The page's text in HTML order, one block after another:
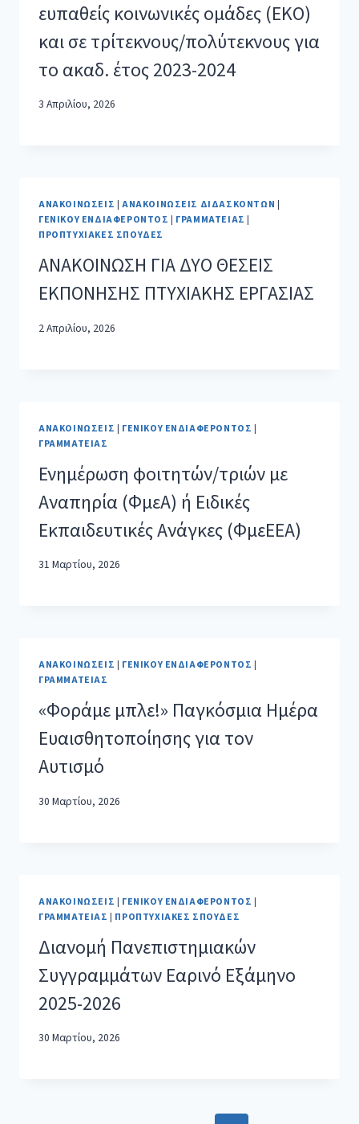
ευπαθείς κοινωνικές ομάδες (ΕΚΟ)
και σε τρίτεκνους/πολύτεκνους για
το ακαδ. έτος 2023-2024
3 Απριλίου, 2026
ΑΝΑΚΟΙΝΏΣΕΙΣ | ΑΝΑΚΟΙΝΏΣΕΙΣ ΔΙΔΑΣΚΌΝΤΩΝ |
ΓΕΝΙΚΟΎ ΕΝΔΙΑΦΈΡΟΝΤΟΣ | ΓΡΑΜΜΑΤΕΊΑΣ |
ΠΡΟΠΤΥΧΙΑΚΈΣ ΣΠΟΥΔΈΣ
ΑΝΑΚΟΙΝΩΣΗ ΓΙΑ ΔΥΟ ΘΕΣΕΙΣ
ΕΚΠΟΝΗΣΗΣ ΠΤΥΧΙΑΚΗΣ ΕΡΓΑΣΙΑΣ
2 Απριλίου, 2026
ΑΝΑΚΟΙΝΏΣΕΙΣ | ΓΕΝΙΚΟΎ ΕΝΔΙΑΦΈΡΟΝΤΟΣ |
ΓΡΑΜΜΑΤΕΊΑΣ
Ενημέρωση φοιτητών/τριών με
Αναπηρία (ΦμεΑ) ή Ειδικές
Εκπαιδευτικές Ανάγκες (ΦμεΕΕΑ)
31 Μαρτίου, 2026
ΑΝΑΚΟΙΝΏΣΕΙΣ | ΓΕΝΙΚΟΎ ΕΝΔΙΑΦΈΡΟΝΤΟΣ |
ΓΡΑΜΜΑΤΕΊΑΣ
«Φοράμε μπλε!» Παγκόσμια Ημέρα
Ευαισθητοποίησης για τον
Αυτισμό
30 Μαρτίου, 2026
ΑΝΑΚΟΙΝΏΣΕΙΣ | ΓΕΝΙΚΟΎ ΕΝΔΙΑΦΈΡΟΝΤΟΣ |
ΓΡΑΜΜΑΤΕΊΑΣ | ΠΡΟΠΤΥΧΙΑΚΈΣ ΣΠΟΥΔΈΣ
Διανομή Πανεπιστημιακών
Συγγραμμάτων Εαρινό Εξάμηνο
2025-2026
30 Μαρτίου, 2026